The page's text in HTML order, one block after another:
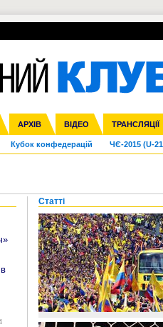
АРХІВ ВІДЕО ТРАНСЛЯЦІЇ
Друга ліга Кубок України
Міжнародні Ліга націй Ліга
Франція Інші
Кубок конфедерацій ЧЄ-2015 (U-
ВІЙНА УПЛ-ПЕРЕХОДИ
Статті